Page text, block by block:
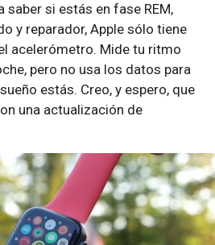
si estás en fase REM,
y reparador, Apple sólo tiene
acelerómetro. Mide tu ritmo
pero no usa los datos para
estás. Creo, y espero, que
una actualización de